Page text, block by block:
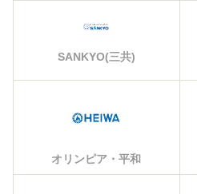
SANKYO(三共)
オリンピア・平和